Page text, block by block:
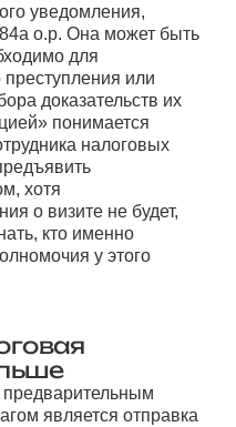
уведомления,
o.p. Она может быть
для
или
доказательств их
понимается
налоговых
хотя
о визите не будет,
кто именно
у этого
предварительным
является отправка